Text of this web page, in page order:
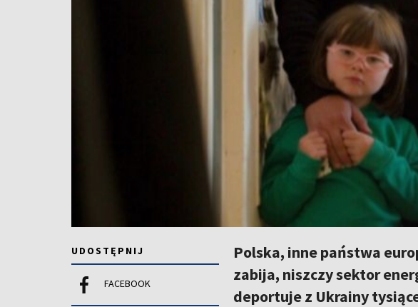
UDOSTĘPNIJ
FACEBOOK
Polska, inne państwa
zabija, niszczy sektor
deportuje z Ukrainy